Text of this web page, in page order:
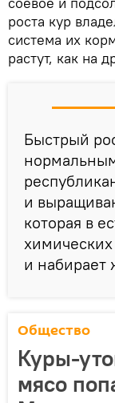
роста кур
система их
растут, как на
Быстрый
и
которая в
химических
и набирает
Общество
Куры-
мясо